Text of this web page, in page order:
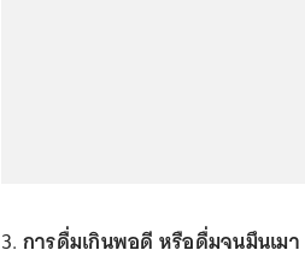
3. การดื่มเกินพอดี หรือดื่มจนมึนเมา